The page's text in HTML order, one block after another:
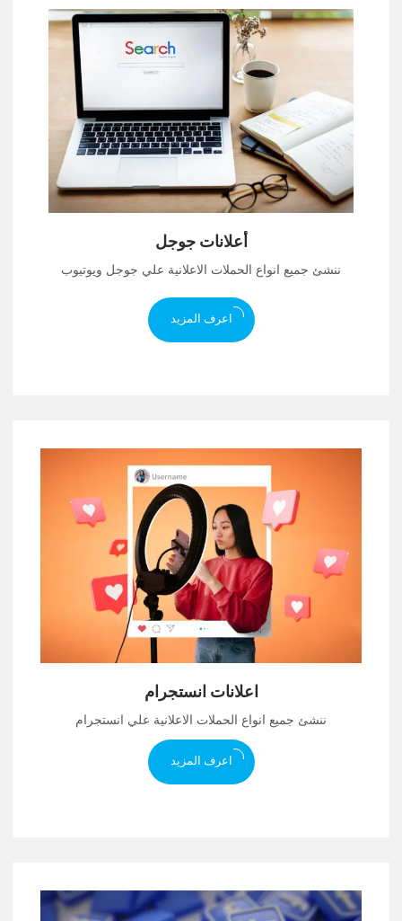
أعلانات جوجل
ننشئ جميع انواع الحملات الاعلانية علي جوجل ويوتيوب
اعرف المزيد
اعلانات انستجرام
ننشئ جميع انواع الحملات الاعلانية علي انستجرام
اعرف المزيد